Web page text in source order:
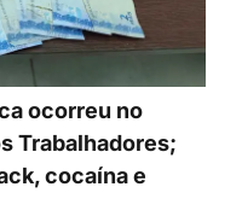
ocorreu no
Trabalhadores;
cocaína e